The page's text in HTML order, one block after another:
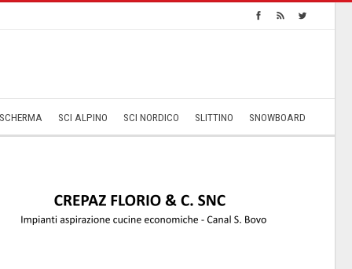
SCHERMA SCI ALPINO SCI NORDICO SLITTINO SNOWBOARD